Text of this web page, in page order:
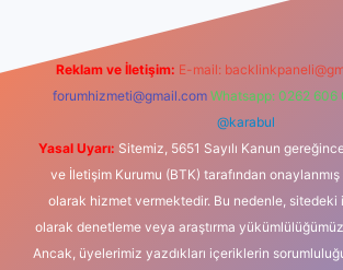
Reklam ve İletişim: E-mail:
forumhizmeti@gmail.com Whatsapp: 0262 606
@karabul
Yasal Uyarı: Sitemiz, 5651 Sayılı Kanun
ve İletişim Kurumu (BTK) tarafından onaylanmış
olarak hizmet vermektedir. Bu nedenle,
olarak denetleme veya araştırma
Ancak, üyelerimiz yazdıkları içeriklerin